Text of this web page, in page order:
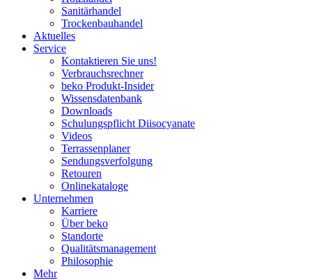
Sanitärhandel
Trockenbauhandel
Aktuelles
Service
Kontaktieren Sie uns!
Verbrauchsrechner
beko Produkt-Insider
Wissensdatenbank
Downloads
Schulungspflicht Diisocyanate
Videos
Terrassenplaner
Sendungsverfolgung
Retouren
Onlinekataloge
Unternehmen
Karriere
Über beko
Standorte
Qualitätsmanagement
Philosophie
Mehr